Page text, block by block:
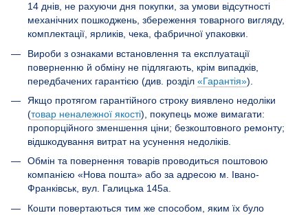
14 днів, не рахуючи дня покупки, за умови відсутності
механічних пошкоджень, збереження товарного вигляду,
комплектації, ярликів, чека, фабричної упаковки.
Вироби з ознаками встановлення та експлуатації
поверненню й обміну не підлягають, крім випадків,
передбачених гарантією (див. розділ «Гарантія»).
Якщо протягом гарантійного строку виявлено недоліки
(товар неналежної якості), покупець може вимагати:
пропорційного зменшення ціни; безкоштовного ремонту;
відшкодування витрат на усунення недоліків.
Обмін та повернення товарів проводиться поштовою
компанією «Нова пошта» або за адресою м. Івано-
Франківськ, вул. Галицька 145а.
Кошти повертаються тим же способом, яким їх було